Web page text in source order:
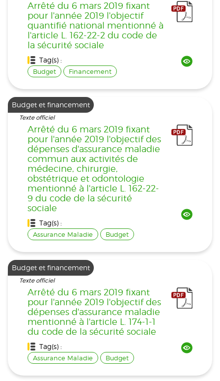
Arrêté du 6 mars 2019 fixant
pour l'année 2019 l'objectif
quantifié national mentionné à
l'article L. 162-22-2 du code de
la sécurité sociale
Tag(s) :
Budget Financement
Budget et financement
Texte officiel
Arrêté du 6 mars 2019 fixant
pour l'année 2019 l'objectif des
dépenses d'assurance maladie
commun aux activités de
médecine, chirurgie,
obstétrique et odontologie
mentionné à l'article L. 162-22-
9 du code de la sécurité
sociale
Tag(s) :
Assurance Maladie Budget
Budget et financement
Texte officiel
Arrêté du 6 mars 2019 fixant
pour l'année 2019 l'objectif des
dépenses d'assurance maladie
mentionné à l'article L. 174-1-1
du code de la sécurité sociale
Tag(s) :
Assurance Maladie Budget